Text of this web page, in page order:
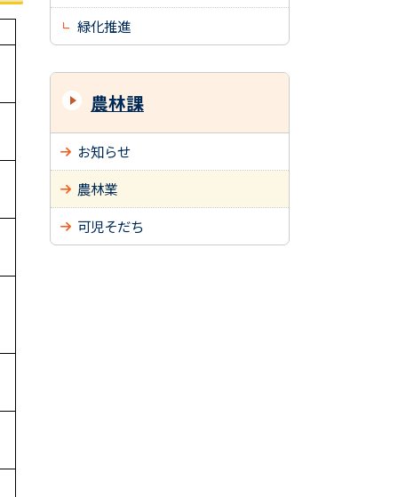
緑化推進
農林課
お知らせ
農林業
可児そだち